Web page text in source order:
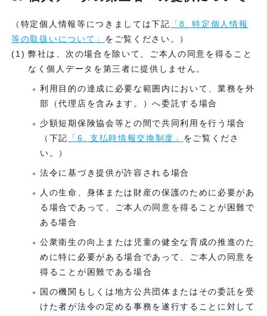
（特定個人情報等につきましては下記
「8. 特定個人情報
等の取扱いについて」 をご覧ください。）
弊社は、次の場合を除いて、ご本人の同意を得ること
なく個人データを第三者に提供しません。
利用目的の達成に必要な範囲内において、業務を外
部（代理店を含みます。）へ委託する場合
少額短期保険協会等との間で共同利用を行う場合
（下記
「6. 支払時情報交換制度」 をご覧くださ
い。）
法令に基づき提供が許容される場合
人の生命、身体または財産の保護のために必要があ
る場合であって、ご本人の同意を得ることが困難で
ある場合
公衆衛生の向上または児童の健全な育成の推進のた
めに特に必要がある場合であって、ご本人の同意を
得ることが困難である場合
国の機関もしくは地方公共団体またはその委託を受
けた者が法令の定める事務を遂行することに対して